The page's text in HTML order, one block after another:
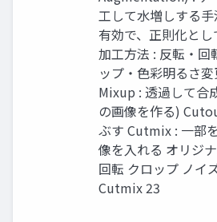
工して水増しする
有効で、正則化と
加工方法 : 反転・回
ップ・色彩明るさ
Mixup : 透過して合
の画像を作る)
ぶす Cutmix : 一部
像を入れる オリジ
回転 クロップ ノイ
Cutmix 23